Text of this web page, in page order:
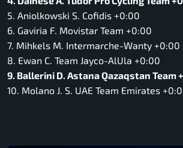
5. Aniolkowski S. Cofidis +0:00
6. Gaviria F. Movistar Team +0:00
7. Mihkels M. Intermarche-Wanty +0:00
8. Ewan C. Team Jayco-AlUla +0:00
9. Ballerini D. Astana Qazaqstan Team
10. Molano J. S. UAE Team Emirates